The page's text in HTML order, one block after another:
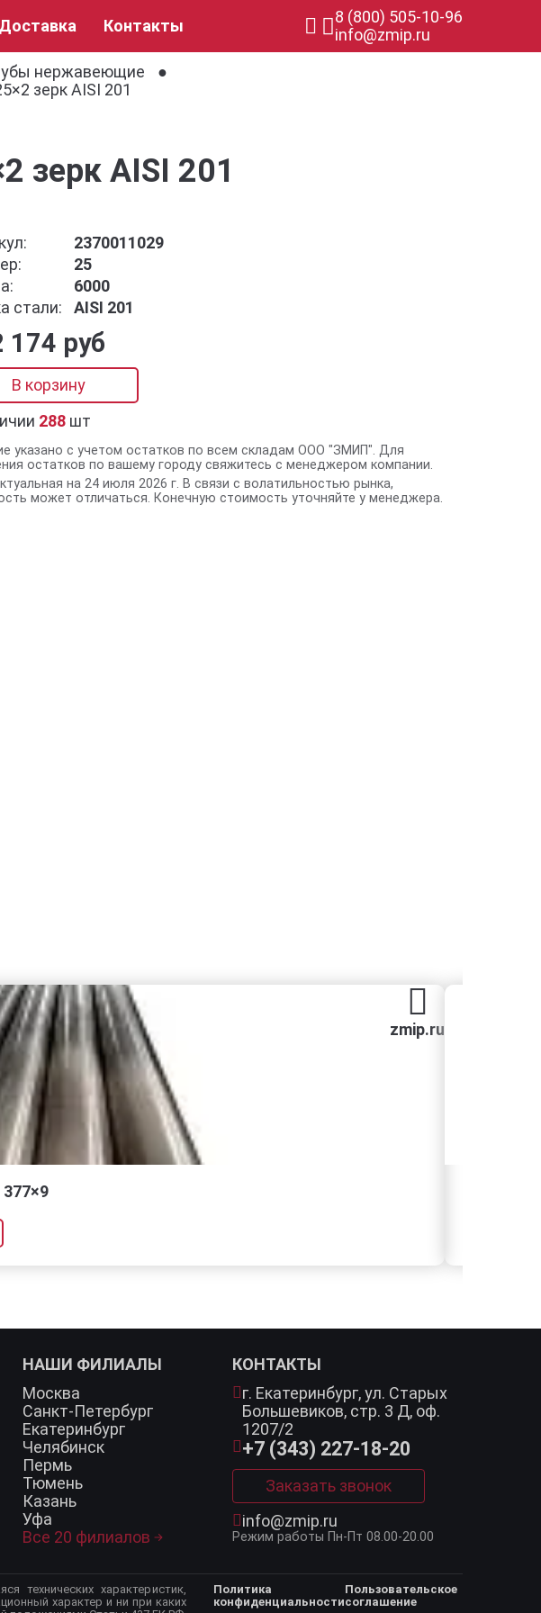
Доставка Контакты
8 (800) 505-10-96
info@zmip.ru
нержавеющие
зерк AISI 201
зерк AISI 201
2370011029
25
6000
стали:
AISI 201
174 руб
В корзину
288 шт
указано с учетом остатков по всем складам ООО "ЗМИП". Для
остатков по вашему городу свяжитесь с менеджером компании.
на 24 июля 2026 г. В связи с волатильностью рынка,
может отличаться. Конечную стоимость уточняйте у менеджера.
zmip.ru
НАШИ ФИЛИАЛЫ
Москва
Санкт-Петербург
Екатеринбург
Челябинск
Пермь
Тюмень
Казань
Уфа
Все 20 филиалов
КОНТАКТЫ
г. Екатеринбург,ул. Старых
Большевиков, стр. 3 Д, оф.
1207/2
+7 (343) 227-18-20
Заказать звонок
info@zmip.ru
Режим работы Пн-Пт 08.00-20.00
технических характеристик,
характер и ни при каких
Политика
конфиденциальности
Пользовательское
соглашение